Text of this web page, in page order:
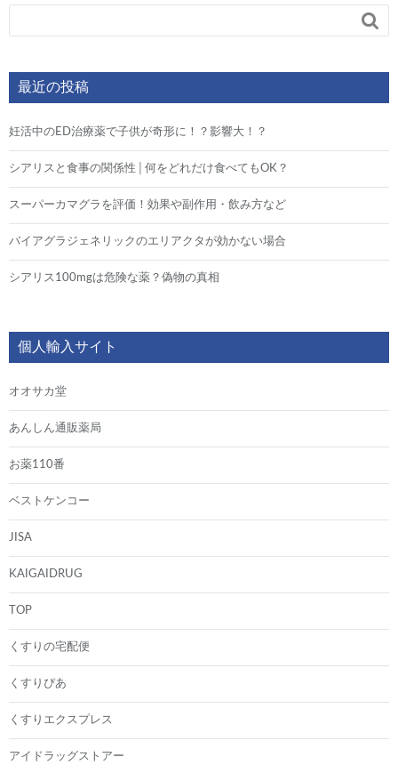

最近の投稿
妊活中のED治療薬で子供が奇形に！？影響大！？
シアリスと食事の関係性│何をどれだけ食べてもOK？
スーパーカマグラを評価！効果や副作用・飲み方など
バイアグラジェネリックのエリアクタが効かない場合
シアリス100mgは危険な薬？偽物の真相
個人輸入サイト
オオサカ堂
あんしん通販薬局
お薬110番
ベストケンコー
JISA
KAIGAIDRUG
TOP
くすりの宅配便
くすりぴあ
くすりエクスプレス
アイドラッグストアー